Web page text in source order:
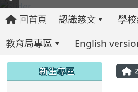
回首頁 認識慈文 學
教育局專區
English
新生專區